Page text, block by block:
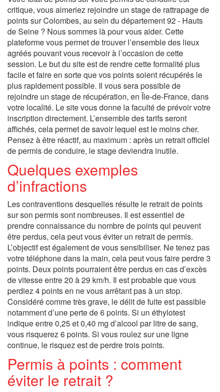
critique, vous aimeriez rejoindre un stage de rattrapage de
points sur Colombes, au sein du département 92 - Hauts
de Seine ? Nous sommes là pour vous aider. Cette
plateforme vous permet de trouver l’ensemble des lieux
agréés pouvant vous recevoir à l’occasion de cette
session. Le but du site est de rendre cette formalité plus
facile et faire en sorte que vos points soient récupérés le
plus rapidement possible. Il vous sera possible de
rejoindre un stage de récupération, en Île-de-France, dans
votre localité. Le site vous donne la faculté de prévoir votre
inscription directement. L’ensemble des tarifs seront
affichés, cela permet de savoir lequel est le moins cher.
Pensez à être réactif, au maximum : après un retrait officiel
de permis de conduire, le stage deviendra inutile.
Quelques exemples
d’infractions
Les contraventions desquelles résulte le retrait de points
sur son permis sont nombreuses. Il est essentiel de
prendre connaissance du nombre de points qui peuvent
être perdus, cela peut vous éviter un retrait de permis.
L’objectif est également de vous sensibiliser. Ne tenez pas
votre téléphone dans la main, cela peut vous faire perdre 3
points. Deux points pourraient être perdus en cas d’excès
de vitesse entre 20 à 29 km/h. Il est probable que vous
perdiez 4 points en ne vous arrêtant pas à un stop.
Considéré comme très grave, le délit de fuite est passible
notamment d’une perte de 6 points. Si un éthylotest
indique entre 0,25 et 0,40 mg d’alcool par litre de sang,
vous risquerez 6 points. Si vous roulez sur une ligne
continue, le risquez est de perdre trois points.
Permis à points : comment
éviter le retrait ?